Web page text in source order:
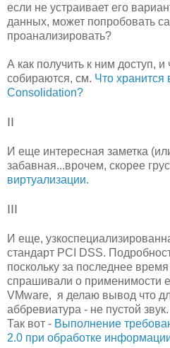
если не устраивает его
данных, может попробовать
проанализировать?
А как получить к ним доступ,
собираются, см. Что хранится
Consolidation?
II
И еще интересная заметка
забавная...врочем, скорее
виртуализации.
III
И еще,
стандарт PCI DSS.
поскольку за последнее
спрашивали о применимости
VMware, я делаю вывод что
аббревиатура - не пустой звук.
Так вот - Выполнение
2.0 при обработке